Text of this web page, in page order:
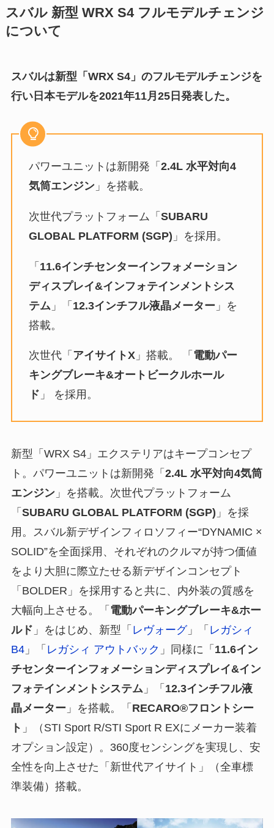
スバル 新型 WRX S4 フルモデルチェンジ
について
スバルは新型「WRX S4」のフルモデルチェンジを
行い日本モデルを2021年11月25日発表した。
パワーユニットは新開発「 2.4L 水平対向4
気筒エンジン」を搭載。
次世代プラットフォーム「 SUBARU
GLOBAL PLATFORM (SGP) 」を採用。
「 11.6インチセンターインフォメーション
ディスプレイ&インフォテインメントシス
テム 」「 12.3インチフル液晶メーター 」を
搭載。
次世代「 アイサイトX」搭載。 「 電動パー
キングブレーキ&オートビークルホール
ド 」 を採用。
新型「WRX S4」エクステリアはキープコンセプ
ト。パワーユニットは新開発「 2.4L 水平対向4気筒
エンジン」を搭載。次世代プラットフォーム
「 SUBARU GLOBAL PLATFORM (SGP) 」を採
用。スバル新デザインフィロソフィー“DYNAMIC ×
SOLID”を全面採用、それぞれのクルマが持つ価値
をより大胆に際立たせる新デザインコンセプト
「BOLDER」を採用すると共に、内外装の質感を
大幅向上させる。「 電動パーキングブレーキ&ホー
ルド 」をはじめ、新型「 レヴォーグ」「 レガシィ
B4」「 レガシィ アウトバック 」同様に「 11.6イン
チセンターインフォメーションディスプレイ&イン
フォテインメントシステム」「 12.3インチフル液
晶メーター 」を搭載。「 RECARO®フロントシー
ト 」（STI Sport R/STI Sport R EXにメーカー装着
オプション設定）。360度センシングを実現し、安
全性を向上させた「新世代アイサイト」（全車標
準装備）搭載。